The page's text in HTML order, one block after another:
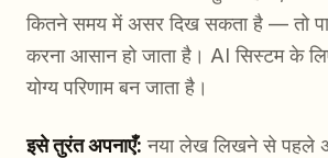
कितने समय में असर दिख सकता है — तो
करना आसान हो जाता है। AI सिस्टम के
योग्य परिणाम बन जाता है।
इसे तुरंत अपनाएँ: नया लेख लिखने से पहले